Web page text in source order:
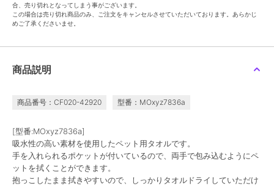
合、売り切れとなってしまう事がございます。
この場合は売り切れ商品のみ、ご注文をキャンセルさせていただいております。あらかじ
めご了承くださいませ。
商品説明
商品番号：CF020-42920 型番：MOxyz7836a
[型番:MOxyz7836a]
吸水性の高い素材を使用したペット用タオルです。
手を入れられるポケットが付いているので、両手で包み込むようにペ
ットを拭くことができます。
抱っこしたまま拭きやすいので、しっかりタオルドライしていただけ